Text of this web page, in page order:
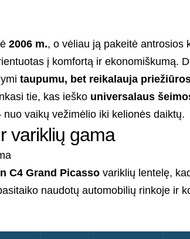
2006 m., o vėliau ją pakeitė antrosios
į komfortą ir ekonomiškumą.
taupumu, bet reikalauja
tie, kas ieško universalaus
vaikų vežimėlio iki kelionės daiktų.
variklių gama
C4 Grand Picasso variklių lentelę,
naudotų automobilių rinkoje ir